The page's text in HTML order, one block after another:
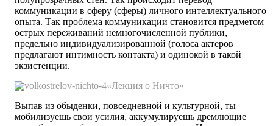
коммуникации в сферу (сферы) личного интеллектуального
опыта. Так проблема коммуникации становится предметом
острых переживаний немногочисленной публики,
предельно индивидуализированной (голоса актеров
предлагают интимность контакта) и одинокой в такой
экзистенции.
«Лекция о Ничто»
Выпав из обыденки, повседневной и культурной, ты
мобилизуешь свои усилия, аккумулируешь дремлющие